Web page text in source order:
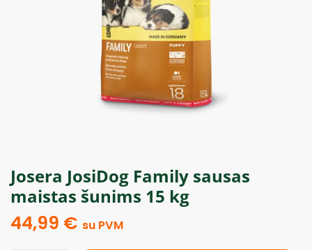
Josera JosiDog Family sausas
maistas šunims 15 kg
44,99 € su PVM